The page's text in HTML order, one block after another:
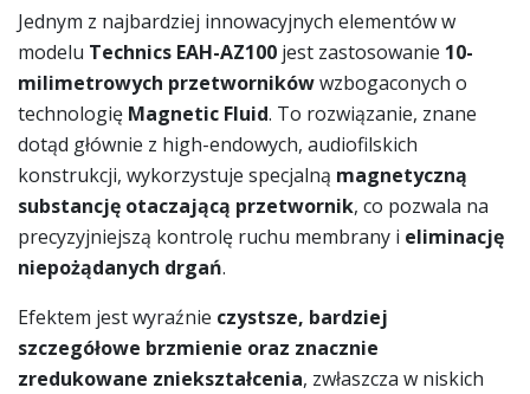
Jednym z najbardziej innowacyjnych elementów w
modelu Technics EAH-AZ100 jest zastosowanie 10-
milimetrowych przetwornikówwzbogaconych o
technologię Magnetic Fluid. To rozwiązanie, znane
dotąd głównie z high-endowych, audiofilskich
konstrukcji, wykorzystuje specjalną magnetyczną
substancję otaczającą przetwornik, co pozwala na
precyzyjniejszą kontrolę ruchu membrany i eliminację
niepożądanych drgań.
Efektem jest wyraźnie czystsze, bardziej
szczegółowe brzmienie oraz znacznie
zredukowane zniekształcenia, zwłaszcza w niskich